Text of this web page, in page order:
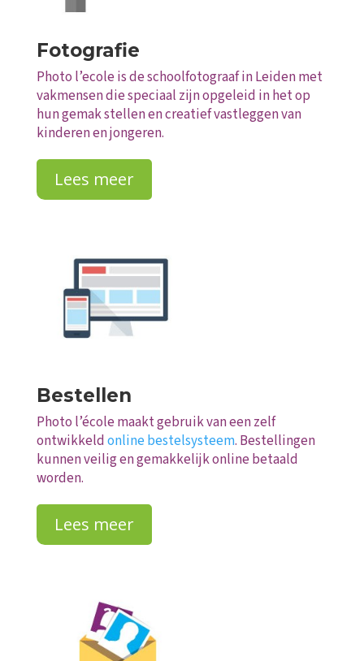
Fotografie
Photo l’ecole is de schoolfotograaf in Leiden met
vakmensen die speciaal zijn opgeleid in het op
hun gemak stellen en creatief vastleggen van
kinderen en jongeren.
Lees meer
Bestellen
Photo l’école maakt gebruik van een zelf
ontwikkeldonline bestelsysteem. Bestellingen
kunnen veilig en gemakkelijk online betaald
worden.
Lees meer